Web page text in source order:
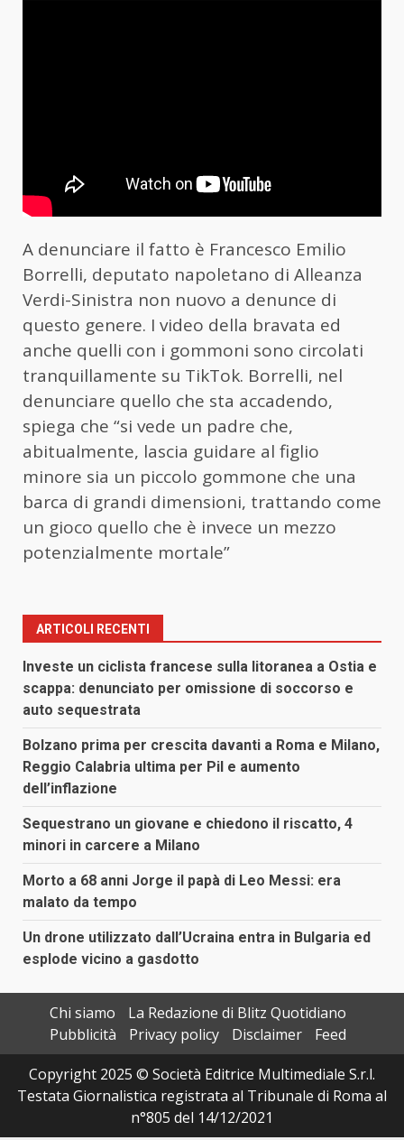
A denunciare il fatto è Francesco Emilio
Borrelli, deputato napoletano di Alleanza
Verdi-Sinistra non nuovo a denunce di
questo genere. I video della bravata ed
anche quelli con i gommoni sono circolati
tranquillamente su TikTok. Borrelli, nel
denunciare quello che sta accadendo,
spiega che “si vede un padre che,
abitualmente, lascia guidare al figlio
minore sia un piccolo gommone che una
barca di grandi dimensioni, trattando come
un gioco quello che è invece un mezzo
potenzialmente mortale”
ARTICOLI RECENTI
Investe un ciclista francese sulla litoranea a Ostia e
scappa: denunciato per omissione di soccorso e
auto sequestrata
Bolzano prima per crescita davanti a Roma e Milano,
Reggio Calabria ultima per Pil e aumento
dell’inflazione
Sequestrano un giovane e chiedono il riscatto, 4
minori in carcere a Milano
Morto a 68 anni Jorge il papà di Leo Messi: era
malato da tempo
Un drone utilizzato dall’Ucraina entra in Bulgaria ed
esplode vicino a gasdotto
Chi siamo
La Redazione di Blitz Quotidiano
Pubblicità
Privacy policy Disclaimer
Feed
Copyright 2025 © Società Editrice Multimediale S.r.l.
Testata Giornalistica registrata al Tribunale di Roma al
n°805 del 14/12/2021